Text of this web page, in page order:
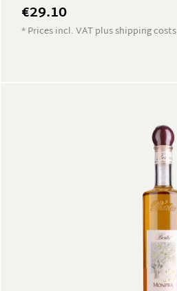
€29.10
* Prices incl. VAT plus shipping costs